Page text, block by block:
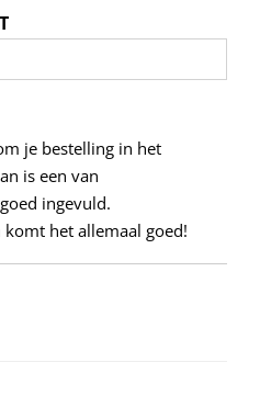
je bestelling in het
is een van
ingevuld.
het allemaal goed!